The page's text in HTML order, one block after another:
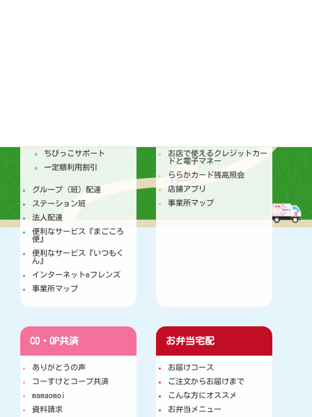
ちびっこサポート
一定額利用割引
グループ（班）配達
ステーション班
法人配達
便利なサービス『まごころ
便』
便利なサービス『いつもく
ん』
インターネットeフレンズ
事業所マップ
お店で使えるクレジットカー
ドと電子マネー
ららかカード残高照会
店舗アプリ
事業所マップ
CO・OP共済
ありがとうの声
コーすけとコープ共済
mamaomoi
資料請求
お弁当宅配
お届けコース
ご注文からお届けまで
こんな方にオススメ
お弁当メニュー